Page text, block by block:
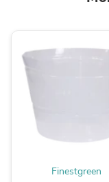
Finestgreen